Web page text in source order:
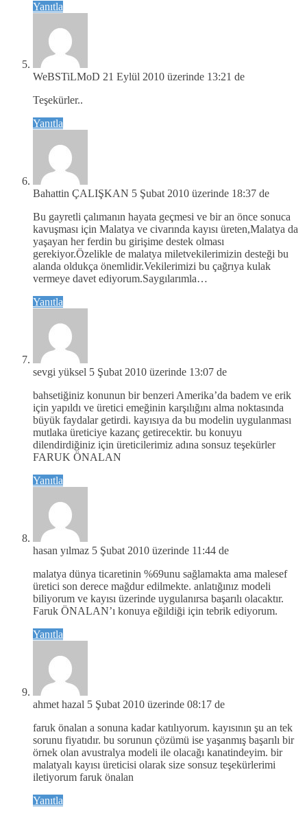
Yanıtla
WeBSTiLMoD 21 Eylül 2010 üzerinde 13:21 de
Teşekürler..
Yanıtla
Bahattin ÇALIŞKAN 5 Şubat 2010 üzerinde 18:37 de
Bu gayretli çalımanın hayata geçmesi ve bir an önce sonuca
kavuşması için Malatya ve civarında kayısı üreten,Malatya da
yaşayan her ferdin bu girişime destek olması
gerekiyor.Özelikle de malatya miletvekilerimizin desteği bu
alanda oldukça önemlidir.Vekilerimizi bu çağrıya kulak
vermeye davet ediyorum.Saygılarımla…
Yanıtla
sevgi yüksel 5 Şubat 2010 üzerinde 13:07 de
bahsetiğiniz konunun bir benzeri Amerika’da badem ve erik
için yapıldı ve üretici emeğinin karşılığını alma noktasında
büyük faydalar getirdi. kayısıya da bu modelin uygulanması
mutlaka üreticiye kazanç getirecektir. bu konuyu
dilendirdiğiniz için üreticilerimiz adına sonsuz teşekürler
FARUK ÖNALAN
Yanıtla
hasan yılmaz 5 Şubat 2010 üzerinde 11:44 de
malatya dünya ticaretinin %69unu sağlamakta ama malesef
üretici son derece mağdur edilmekte. anlatığınız modeli
biliyorum ve kayısı üzerinde uygulanırsa başarılı olacaktır.
Faruk ÖNALAN’ı konuya eğildiği için tebrik ediyorum.
Yanıtla
ahmet hazal 5 Şubat 2010 üzerinde 08:17 de
faruk önalan a sonuna kadar katılıyorum. kayısının şu an tek
sorunu fiyatıdır. bu sorunun çözümü ise yaşanmış başarılı bir
örnek olan avustralya modeli ile olacağı kanatindeyim. bir
malatyalı kayısı üreticisi olarak size sonsuz teşekürlerimi
iletiyorum faruk önalan
Yanıtla